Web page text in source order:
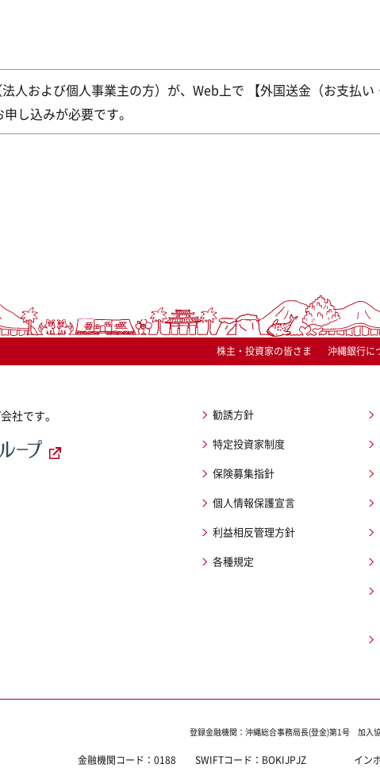
人および個人事業主の方）が、Web上で 【外国送金（お支払
し込みが必要です。
株主・投資家の皆さま 沖縄銀行に
社です。
勧誘方針
特定投資家制度
保険募集指針
個人情報保護宣言
利益相反管理方針
各種規定
登録金融機関：沖縄総合事務局長(登金)第1号 加入
金融機関コード： 0188 SWIFTコード： BOKIJPJZ イン